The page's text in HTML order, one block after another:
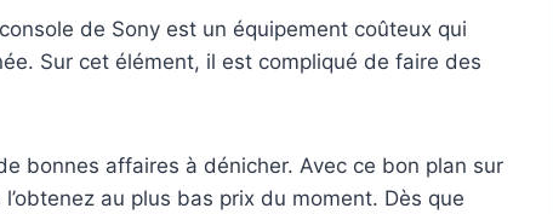
de Sony est un équipement coûteux qui
Sur cet élément, il est compliqué de faire des
bonnes affaires à dénicher. Avec ce bon plan sur
au plus bas prix du moment. Dès que